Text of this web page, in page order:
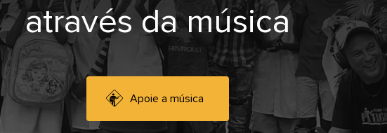
através da música
Apoie a música